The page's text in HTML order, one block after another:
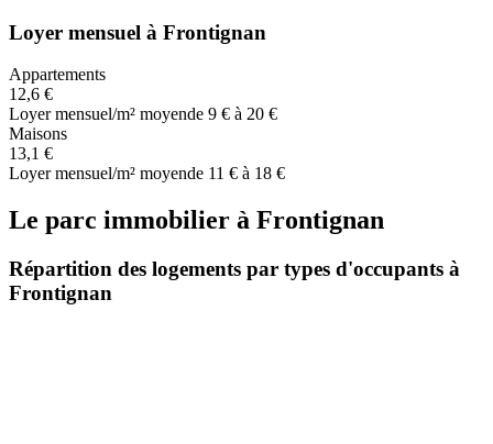
Loyer mensuel à Frontignan
Appartements
12,6 €
Loyer mensuel/m² moyende 9 € à 20 €
Maisons
13,1 €
Loyer mensuel/m² moyende 11 € à 18 €
Le parc immobilier à Frontignan
Répartition des logements par types d'occupants à
Frontignan